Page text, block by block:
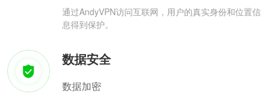
通过AndyVPN访问互联网，用户的真实身份和位置信
息得到保护。
数据安全
数据加密